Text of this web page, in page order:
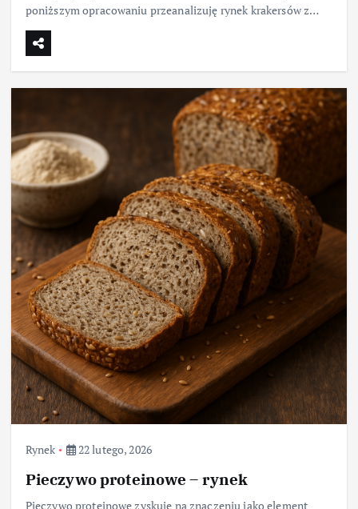
poniższym opracowaniu przeanalizuję rynek krakersów z…
Rynek 22 lutego, 2026
Pieczywo proteinowe – rynek
Pieczywo proteinowe zyskuje na znaczeniu jako element